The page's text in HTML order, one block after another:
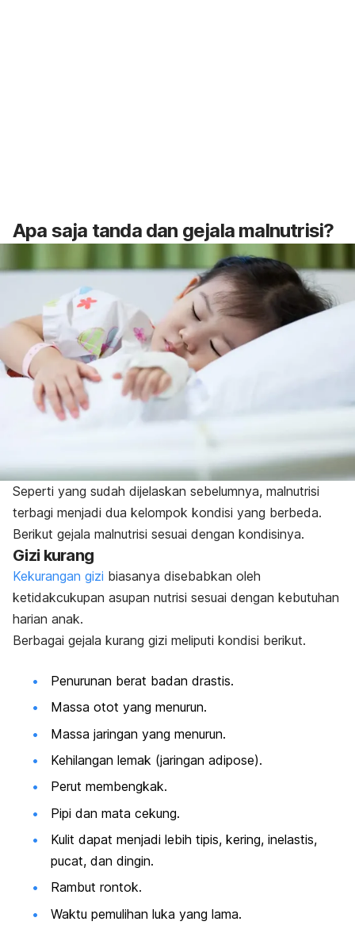
Apa saja tanda dan gejala malnutrisi?
Seperti yang sudah dijelaskan sebelumnya, malnutrisi
terbagi menjadi dua kelompok kondisi yang berbeda.
Berikut gejala malnutrisi sesuai dengan kondisinya.
Gizi kurang
Kekurangan gizi biasanya disebabkan oleh
ketidakcukupan asupan nutrisi sesuai dengan kebutuhan
harian anak.
Berbagai gejala kurang gizi meliputi kondisi berikut.
Penurunan berat badan drastis.
Massa otot yang menurun.
Massa jaringan yang menurun.
Kehilangan lemak (jaringan adipose).
Perut membengkak.
Pipi dan mata cekung.
Kulit dapat menjadi lebih tipis, kering, inelastis,
pucat, dan dingin.
Rambut rontok.
Waktu pemulihan luka yang lama.